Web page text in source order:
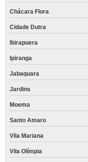
Chácara Flora
Cidade Dutra
Ibirapuera
Ipiranga
Jabaquara
Jardins
Moema
Santo Amaro
Vila Mariana
Vila Olímpia